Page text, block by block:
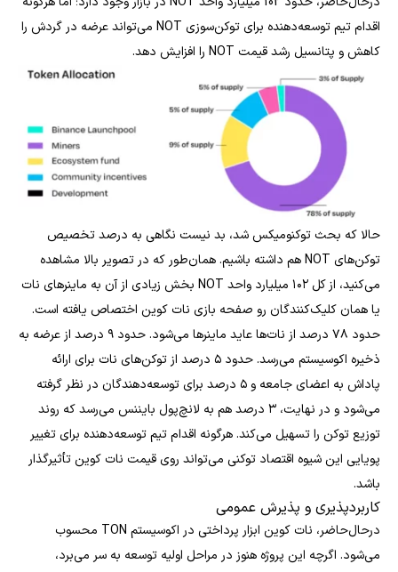
اقدام تیم توسعه‌دهنده برای توکن‌سوزی NOT می‌تواند عرضه در گردش را
کاهش و پتانسیل رشد قیمت NOT را افزایش دهد.
حالا که بحث توکنومیکس شد، بد نیست نگاهی به درصد تخصیص
توکن‌های NOT هم داشته باشیم. همان‌طور که در تصویر بالا مشاهده
می‌کنید، از کل ۱۰۲ میلیارد واحد NOT بخش زیادی از آن به ماینرهای نات
یا همان کلیک‌کنندگان رو صفحه بازی نات کوین اختصاص یافته است.
حدود ۷۸ درصد از نات‌ها عاید ماینرها می‌شود. حدود ۹ درصد از عرضه به
ذخیره اکوسیستم می‌رسد. حدود ۵ درصد از توکن‌های نات برای ارائه
پاداش به اعضای جامعه و ۵ درصد برای توسعه‌دهندگان در نظر گرفته
می‌شود و در نهایت، ۳ درصد هم به لانچ‌پول بایننس می‌رسد که روند
توزیع توکن را تسهیل می‌کند. هرگونه اقدام تیم توسعه‌دهنده برای تغییر
پویایی این شیوه اقتصاد توکنی می‌تواند روی قیمت نات کوین تأثیرگذار
باشد.
کاربردپذیری و پذیرش عمومی
درحال‌حاضر، نات کوین ابزار پرداختی در اکوسیستم TON محسوب
می‌شود. اگرچه این پروژه هنوز در مراحل اولیه توسعه به سر می‌برد،